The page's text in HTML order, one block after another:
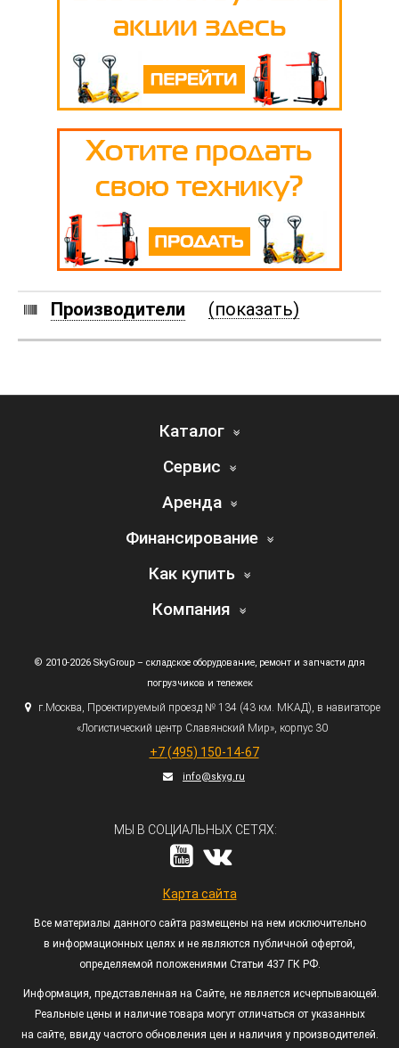
Производители (показать)
Каталог
Сервис
Аренда
Финансирование
Как купить
Компания
© 2010-2026 SkyGroup – складское оборудование, ремонт и запчасти для
погрузчиков и тележек
г.Москва, Проектируемый проезд № 134 (43км. МКАД), в навигаторе
«Логистический центр Славянский Мир», корпус 30
+7 (495) 150-14-67
info@skyg.ru
МЫ В СОЦИАЛЬНЫХ СЕТЯХ:
Карта сайта
Все материалы данного сайта размещены на нем исключительно
в информационных целях и не являются публичной офертой,
определяемой положениями Статьи 437 ГК РФ.
Информация, представленная на Сайте, не является исчерпывающей.
Реальные цены и наличие товара могут отличаться от указанных
на сайте, ввиду частого обновления цен и наличия у производителей.